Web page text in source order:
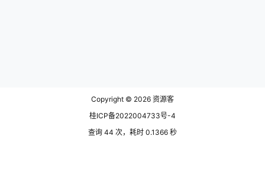
Copyright © 2026 资源客
桂ICP备2022004733号-4
查询 44 次，耗时 0.1366 秒